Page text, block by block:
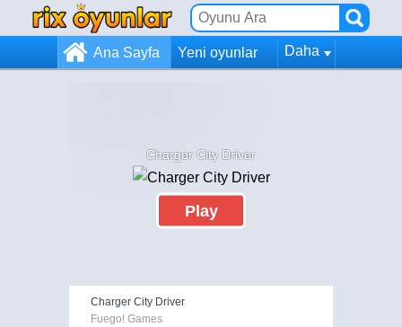
Ana Sayfa Yeni oyunlar Daha
Charger City Driver
Play
Charger City Driver
Fuego! Games